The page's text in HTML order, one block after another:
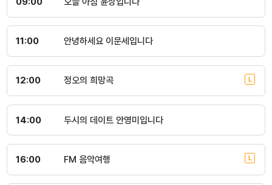
11:00 안녕하세요 이문세입니다
12:00 정오의 희망곡
14:00 두시의 데이트 안영미입니다
16:00 FM 음악여행